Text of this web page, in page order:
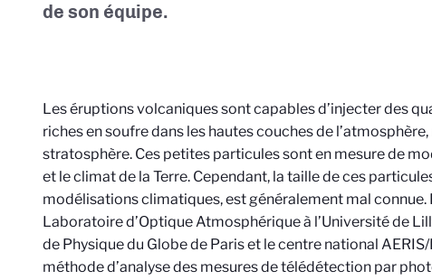
de son équipe.
Les éruptions volcaniques sont capables d’injecter des
riches en soufre dans les hautes couches de
stratosphère. Ces petites particules sont en mesure de
et le climat de la Terre. Cependant, la taille de ces
modélisations climatiques, est généralement mal connue.
Laboratoire d’Optique Atmosphérique à l’Université de
de Physique du Globe de Paris et le centre national
méthode d’analyse des mesures de télédétection par